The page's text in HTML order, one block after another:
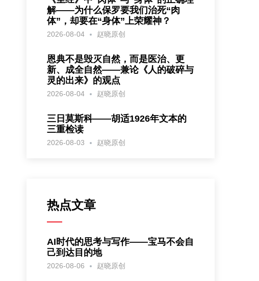
解——为什么保罗要我们治死“肉
体”，却要在“身体”上荣耀神？
2026-08-04 赵晓原创
恩典不是毁灭自然，而是医治、更
新、成全自然——兼论《人的破碎与
灵的出来》的观点
2026-08-04 赵晓原创
三日莫斯科——胡适1926年文本的
三重检读
2026-08-03 赵晓原创
热点文章
AI时代的思考与写作——宝马不会自
己到达目的地
2026-08-06 赵晓原创